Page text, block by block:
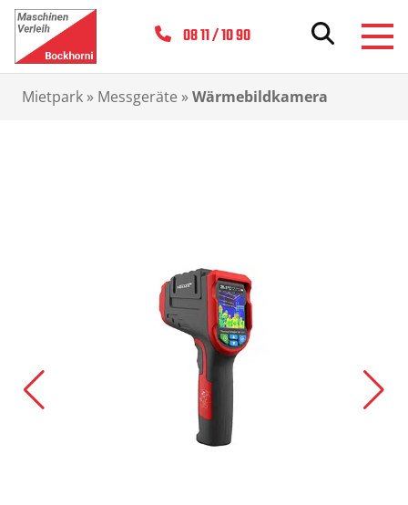
08 11 / 10 90
Mietpark » Messgeräte »Wärmebildkamera